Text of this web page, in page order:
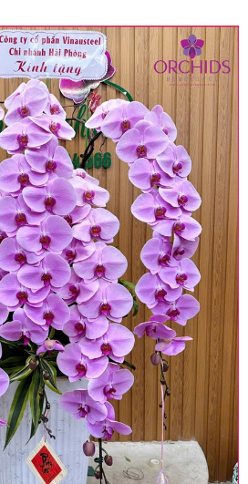
ship giao trong nội thành,
theo yêu cầu khách
liên kết với các cửa hàng
vụ giao hoa tận nơi, mỗi
giá khác nhau (tùy vào chi
vật liệu,..) nên giá có thể sẽ
yết trên website. Khách
vui lòng chủ động hỏi lại
shop sẽ chủ động báo giá
chỉ giao hàng cụ thể.